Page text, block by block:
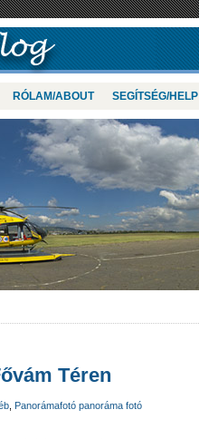
RÓLAM/ABOUT SEGÍTSÉG/HELP
Téren
, Panorámafotó panoráma fotó